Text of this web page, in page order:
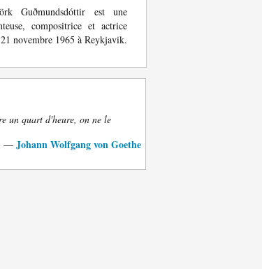
Guðmundsdóttir est une
compositrice et actrice
novembre 1965 à Reykjavik.
un quart d'heure, on ne le
— Johann Wolfgang von Goethe